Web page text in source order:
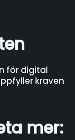
för digital
kraven
mer: